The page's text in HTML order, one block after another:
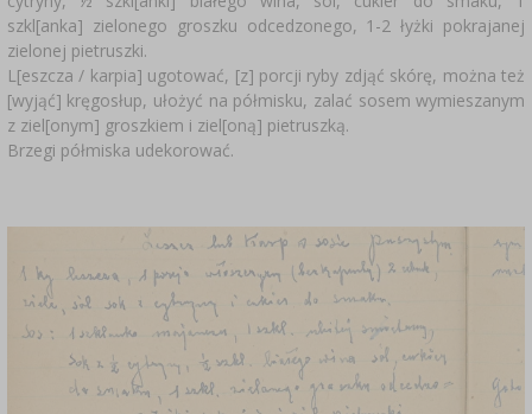
szkl[anka] zielonego groszku odcedzonego, 1-2 łyżki pokrajanej
zielonej pietruszki.
L[eszcza / karpia] ugotować, [z] porcji ryby zdjąć skórę, można też
[wyjąć] kręgosłup, ułożyć na półmisku, zalać sosem wymieszanym
z ziel[onym] groszkiem i ziel[oną] pietruszką.
Brzegi półmiska udekorować.